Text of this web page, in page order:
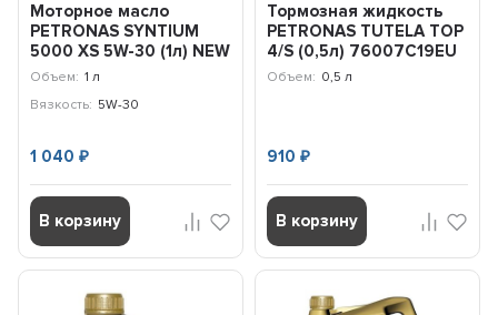
Моторное масло
PETRONAS SYNTIUM
5000 XS 5W-30 (1л) NEW
70956E18EU
Объем: 1 л
Вязкость: 5W-30
1 040₽
В корзину
Тормозная жидкость
PETRONAS TUTELA TOP
4/S (0,5л) 76007C19EU
Объем: 0,5 л
910 ₽
В корзину